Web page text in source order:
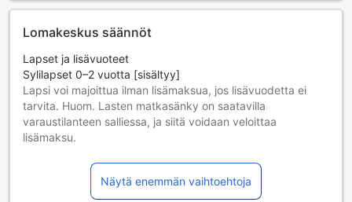
Lomakeskus säännöt
Lapset ja lisävuoteet
Sylilapset 0–2 vuotta [sisältyy]
Lapsi voi majoittua ilman lisämaksua, jos lisävuodetta ei
tarvita. Huom. Lasten matkasänky on saatavilla
varaustilanteen salliessa, ja siitä voidaan veloittaa
lisämaksu.
Lapsi majoittuu ilmaiseksi, jos nukkuu jo olemassa olevilla
vuoteilla. Huomaa: jos tarvitset pinnasängyn, siitä voidaan
Näytä enemmän vaihtoehtoja